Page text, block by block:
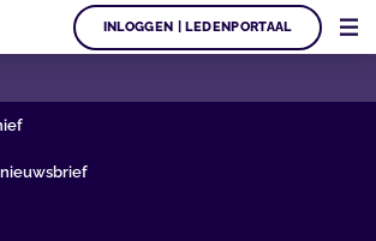
INLOGGEN | LEDENPORTAAL